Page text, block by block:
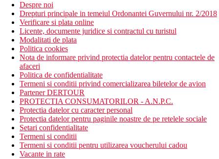
Despre noi
Drepturi principale in temeiul Ordonantei Guvernului nr. 2/2018
Verificare si plata online
Licente, documente juridice si contractul cu turistul
Modalitati de plata
Politica cookies
Nota de informare privind protectia datelor pentru contactele de
afaceri
Politica de confidentialitate
Termeni si conditii privind comercializarea biletelor de avion
Partener DERTOUR
PROTECTIA CONSUMATORILOR - A.N.P.C.
Protectia datelor cu caracter personal
Protectia datelor pentru paginile noastre de pe retelele sociale
Setari confidentialitate
Termeni si conditii
Termeni si conditii pentru utilizarea voucherului cadou
Vacante in rate